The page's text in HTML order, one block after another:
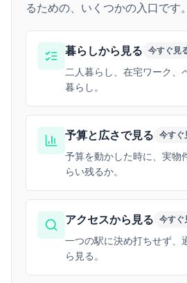
るための、いくつかの入口です。
暮らしから見る 今すぐ見
二人暮らし、在宅ワーク、
暮らし。
予算と広さで見る 今すぐ
予算を動かした時に、実物
らい残るか。
アクセスから見る 今すぐ
一つの駅に決め打ちせず、
ら見る。